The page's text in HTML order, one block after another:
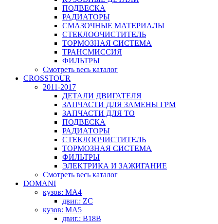
ПОДВЕСКА
РАДИАТОРЫ
СМАЗОЧНЫЕ МАТЕРИАЛЫ
СТЕКЛООЧИСТИТЕЛЬ
ТОРМОЗНАЯ СИСТЕМА
ТРАНСМИССИЯ
ФИЛЬТРЫ
Смотреть весь каталог
CROSSTOUR
2011-2017
ДЕТАЛИ ДВИГАТЕЛЯ
ЗАПЧАСТИ ДЛЯ ЗАМЕНЫ ГРМ
ЗАПЧАСТИ ДЛЯ ТО
ПОДВЕСКА
РАДИАТОРЫ
СТЕКЛООЧИСТИТЕЛЬ
ТОРМОЗНАЯ СИСТЕМА
ФИЛЬТРЫ
ЭЛЕКТРИКА И ЗАЖИГАНИЕ
Смотреть весь каталог
DOMANI
кузов: MA4
двиг.: ZC
кузов: MA5
двиг.: B18B